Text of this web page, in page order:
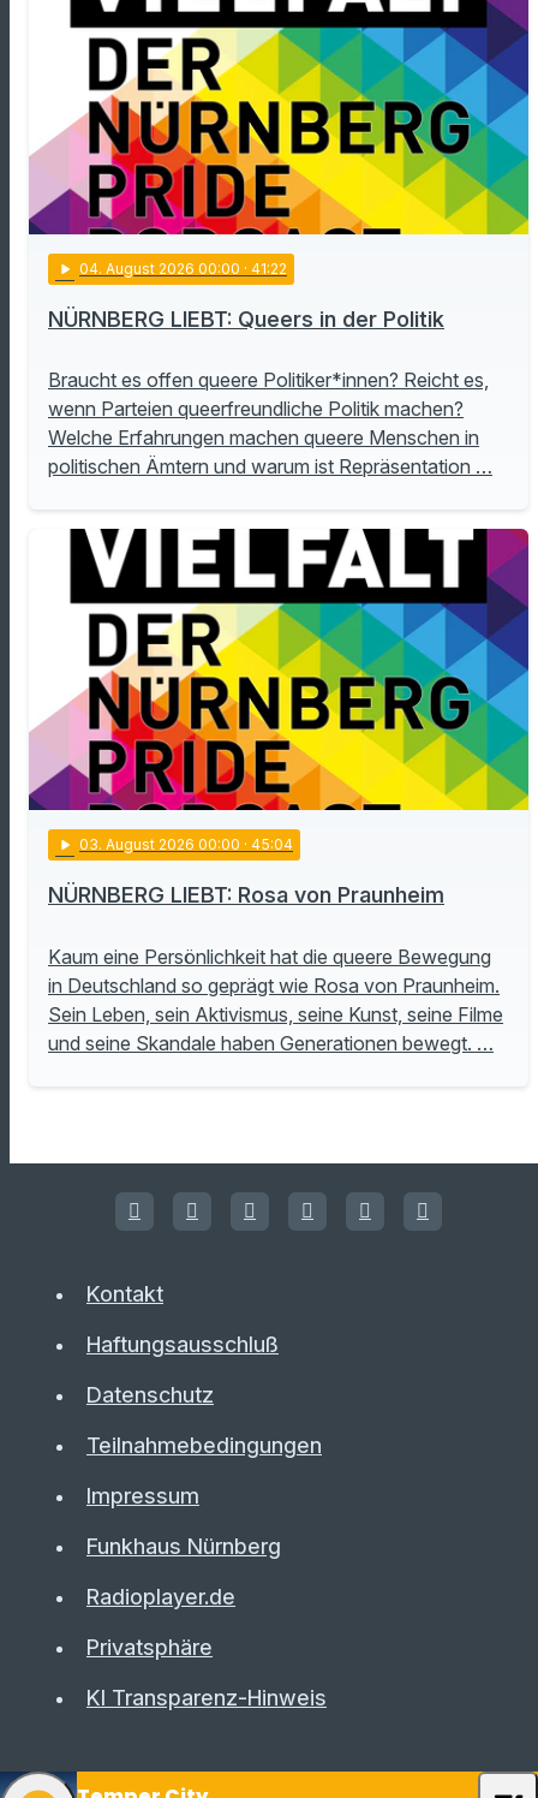
play_arrow 04. August 2026 00:00 · 41:22
NÜRNBERG LIEBT: Queers in der Politik
Braucht es offen queere Politiker*innen? Reicht es,
wenn Parteien queerfreundliche Politik machen?
Welche Erfahrungen machen queere Menschen in
politischen Ämtern und warum ist Repräsentation …
play_arrow 03. August 2026 00:00 · 45:04
NÜRNBERG LIEBT: Rosa von Praunheim
Kaum eine Persönlichkeit hat die queere Bewegung
in Deutschland so geprägt wie Rosa von Praunheim.
Sein Leben, sein Aktivismus, seine Kunst, seine Filme
und seine Skandale haben Generationen bewegt. …
Kontakt
Haftungsausschluß
Datenschutz
Teilnahmebedingungen
Impressum
Funkhaus Nürnberg
Radioplayer.de
Privatsphäre
KI Transparenz-Hinweis